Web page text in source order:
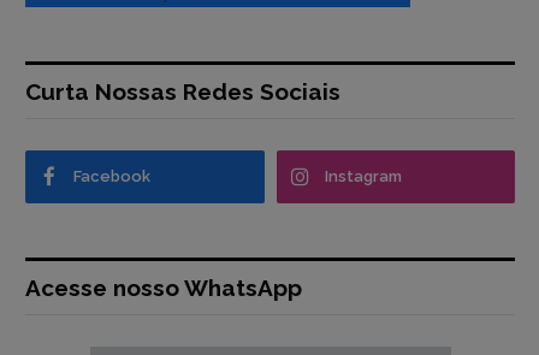
Curta Nossas Redes Sociais
Facebook Instagram
Acesse nosso WhatsApp